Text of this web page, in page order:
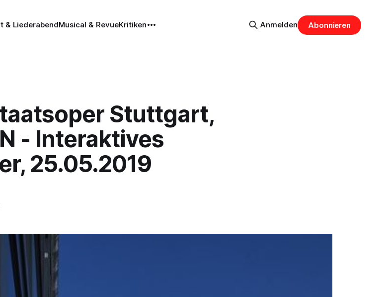
& LiederabendMusical & RevueKritiken Anmelden Abonnieren
Stuttgart,
- Interaktives
25.05.2019